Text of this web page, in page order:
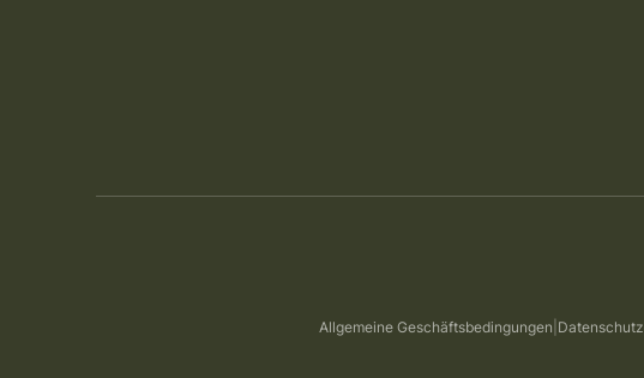
Allgemeine Geschäftsbedingungen